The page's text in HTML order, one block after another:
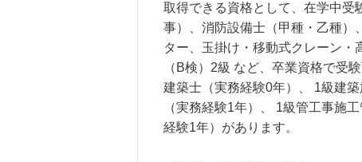
取得できる資格として、在学中受
事）、消防設備士（甲種・乙種）
ター、玉掛け・移動式クレーン
（B検）2級 など、卒業資格で受
建築士（実務経験0年）、 1級建
（実務経験1年）、 1級管工事施
経験1年）があります。